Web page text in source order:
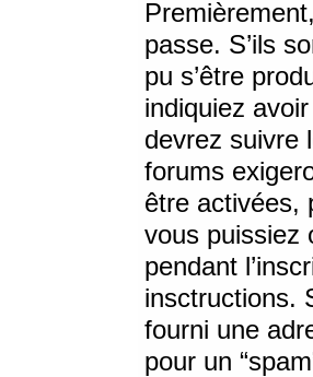
passe. S’ils
pu s’être
indiquiez
devrez suivre
forums
être activées,
vous puissiez
pendant
insctructions.
fourni une
pour un